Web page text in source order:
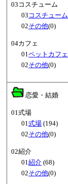
03コスチューム
03 コスチューム
02その他(0)
04カフェ
01ペットカフェ
02その他(0)
恋愛・結婚
01式場
01式場 (194)
02その他(0)
02紹介
01紹介 (68)
02その他(0)